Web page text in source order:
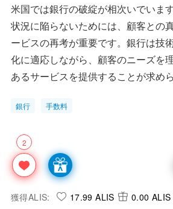
米国では銀行の破綻が相次いでいま
状況に陥らないためには、顧客との
ービスの再考が重要です。銀行は技
化に適応しながら、顧客のニーズを
あるサービスを提供することが求めら
銀行 手数料
2
獲得ALIS: 17.99 ALIS 0.00 ALIS